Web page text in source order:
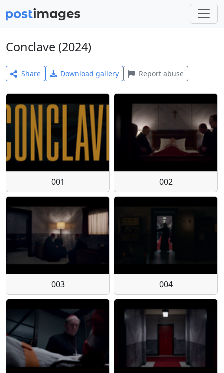
Conclave (2024)
Share Download gallery Report abuse
001 002
003 004